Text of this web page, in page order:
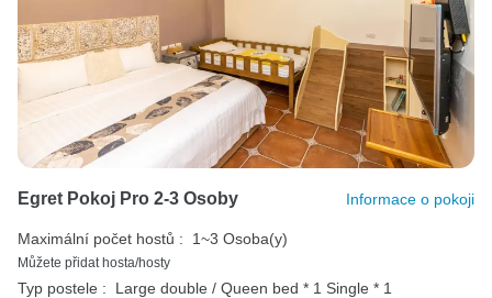
Egret Pokoj Pro 2-3 Osoby Informace o pokoji
Maximální počet hostů : 1~3 Osoba(y)
Můžete přidat hosta/hosty
Typ postele : Large double / Queen bed * 1 Single * 1